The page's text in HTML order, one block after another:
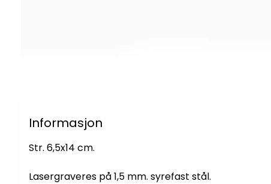
Informasjon
Str. 6,5x14 cm.
Lasergraveres på 1,5 mm. syrefast stål.